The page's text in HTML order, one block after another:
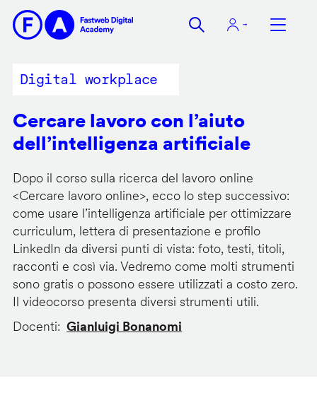
contenuto
Digital workplace
Cercare lavoro con l’aiuto
dell’intelligenza artificiale
Dopo il corso sulla ricerca del lavoro online
<Cercare lavoro online>, ecco lo step successivo:
come usare l’intelligenza artificiale per ottimizzare
curriculum, lettera di presentazione e profilo
LinkedIn da diversi punti di vista: foto, testi, titoli,
racconti e così via. Vedremo come molti strumenti
sono gratis o possono essere utilizzati a costo zero.
Il videocorso presenta diversi strumenti utili.
Docenti
Gianluigi Bonanomi